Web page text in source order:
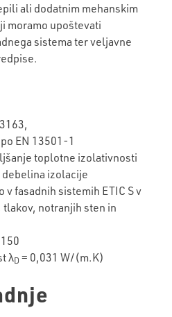
ali dodatnim mehanskim
moramo upoštevati
sistema ter veljavne
EN 13501-1
toplotne izolativnosti
debelina izolacije
fasadnih sistemih ETIC S v
tlakov, notranjih sten in
λD = 0,031 W/(m.K)